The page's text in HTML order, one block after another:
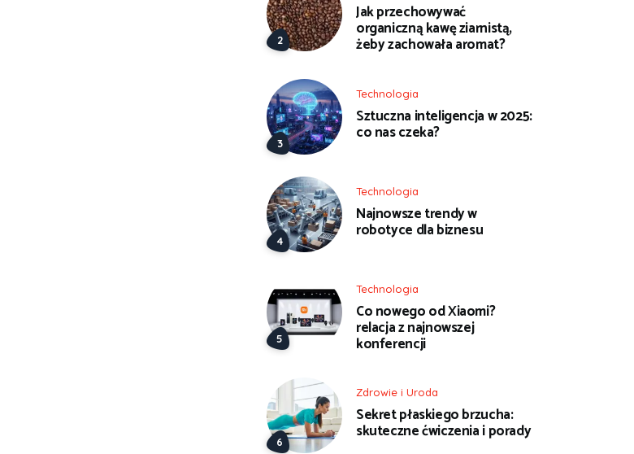
Jak przechowywać
organiczną kawę ziarnistą,
żeby zachowała aromat?
Technologia
Sztuczna inteligencja w 2025:
co nas czeka?
Technologia
Najnowsze trendy w
robotyce dla biznesu
Technologia
Co nowego od Xiaomi?
relacja z najnowszej
konferencji
Zdrowie i Uroda
Sekret płaskiego brzucha:
skuteczne ćwiczenia i porady